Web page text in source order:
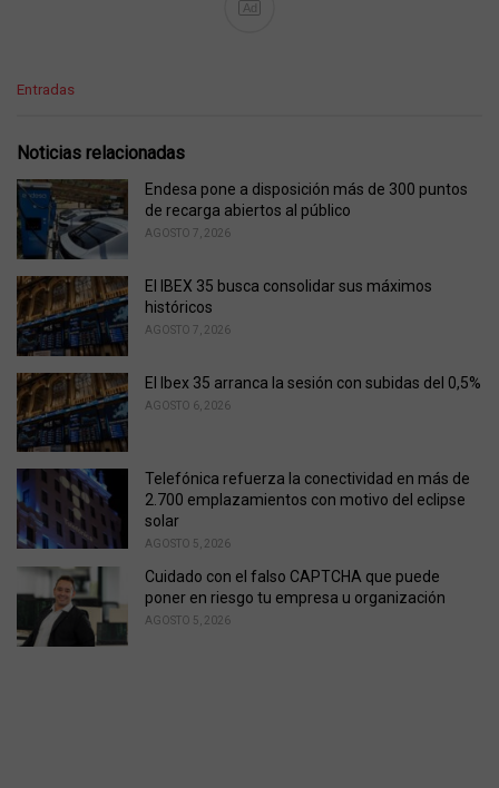
Ad
C
e
o
r
i
:
Entradas
Noticias relacionadas
Endesa pone a disposición más de 300 puntos
de recarga abiertos al público
AGOSTO 7, 2026
El IBEX 35 busca consolidar sus máximos
históricos
AGOSTO 7, 2026
El Ibex 35 arranca la sesión con subidas del 0,5%
AGOSTO 6, 2026
Telefónica refuerza la conectividad en más de
2.700 emplazamientos con motivo del eclipse
solar
AGOSTO 5, 2026
Cuidado con el falso CAPTCHA que puede
poner en riesgo tu empresa u organización
AGOSTO 5, 2026